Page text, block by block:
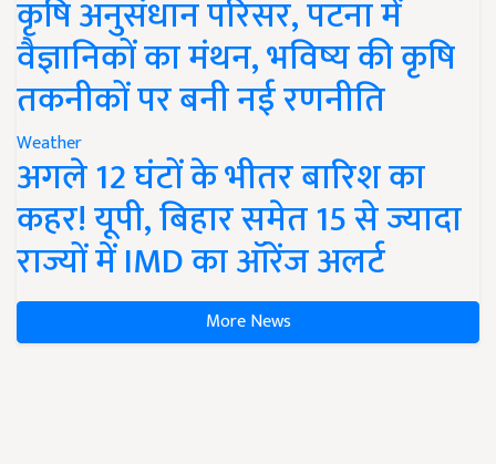
कृषि अनुसंधान परिसर, पटना में
वैज्ञानिकों का मंथन, भविष्य की कृषि
तकनीकों पर बनी नई रणनीति
Weather
अगले 12 घंटों के भीतर बारिश का
कहर! यूपी, बिहार समेत 15 से ज्यादा
राज्यों में IMD का ऑरेंज अलर्ट
More News